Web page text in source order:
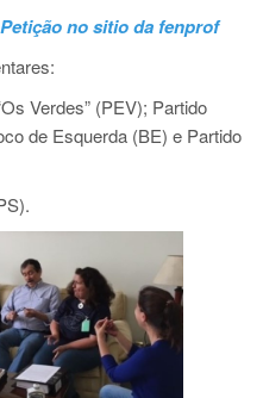
no sitio da fenprof
Verdes” (PEV); Partido
de Esquerda (BE) e Partido